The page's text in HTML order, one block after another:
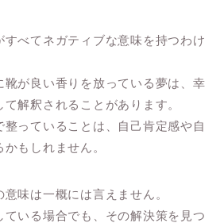
すべてネガティブな意味を持つわけ
が良い香りを放っている夢は、幸
解釈されることがあります。
っていることは、自己肯定感や自
もしれません。
味は一概には言えません。
ている場合でも、その解決策を見つ